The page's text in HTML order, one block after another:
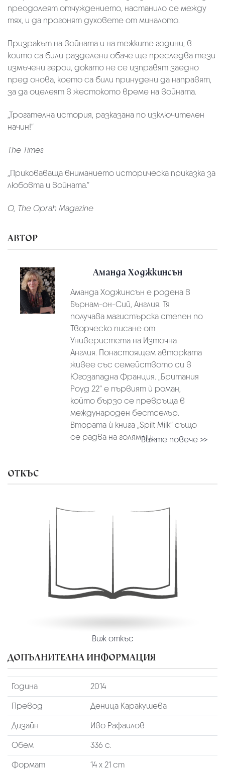
преодолеят отчуждението, настанило се между
тях, и да прогонят духовете от миналото.
Призракът на войната и на тежките години, в
които са били разделени обаче ще преследва тези
измъчени герои, докато не се изправят заедно
пред онова, което са били принудени да направят,
за да оцелеят в жестокото време на войната.
„Трогателна история, разказана по изключителен
начин!“
The Times
„Приковаваща вниманието историческа приказка за
любовта и войната.“
O, The Oprah Magazine
АВТОР
Аманда Ходжкинсън
Аманда Ходжинсън е родена в
Бърнам-он-Сий, Англия. Тя
получава магистърска степен по
Творческо писане от
Универистета на Източна
Англия. Понастоящем авторката
живее със семейството си в
Югозападна Франция. „Британия
Роуд 22“ е първият ѝ роман,
който бързо се превръща в
международен бестселър.
Втората ѝ книга „Spilt Milk“ също
се радва на голям чи...Вижте повече >>
ОТКЪС
Виж откъс
ДОПЪЛНИТЕЛНА ИНФОРМАЦИЯ
Година
2014
Превод
Деница Каракушева
Дизайн
Иво Рафаилов
Обем
336 с.
Формат
14 х 21 cm